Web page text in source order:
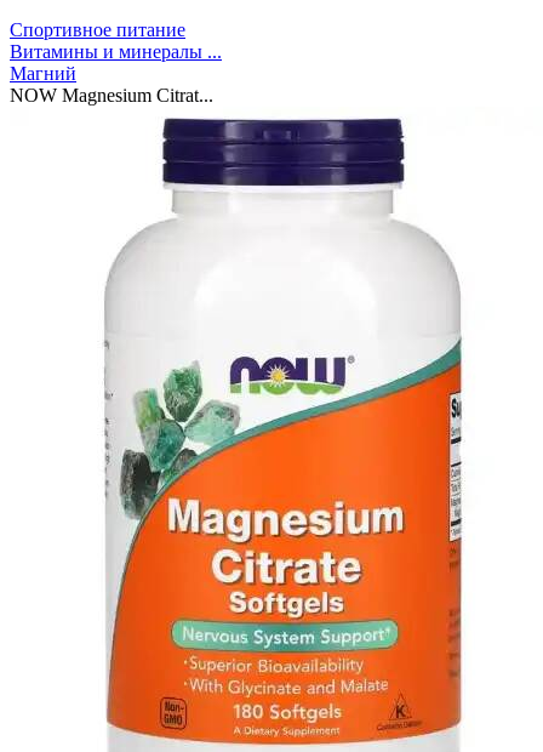
Спортивное питание
Витамины и минералы ...
Магний
NOW Magnesium Citrat...